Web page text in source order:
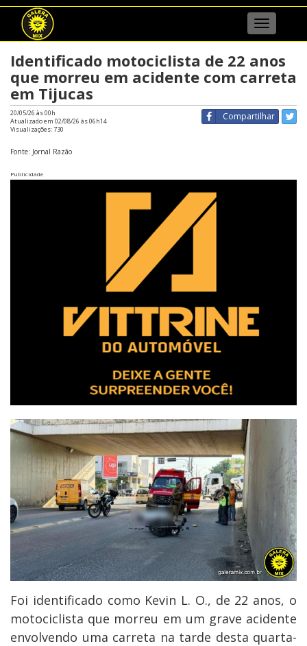
Menu
Identificado motociclista de 22 anos
que morreu em acidente com carreta
em Tijucas
Compartilhar
20/05/26 às 00h
Atualizado em 02/08/26 às 06h14
Visualizações:730
Fonte: Jornal Razão
Publicidade
Foi identificado como Kevin L. O., de 22 anos, o
motociclista que morreu em um grave acidente
envolvendo uma carreta na tarde desta quarta-